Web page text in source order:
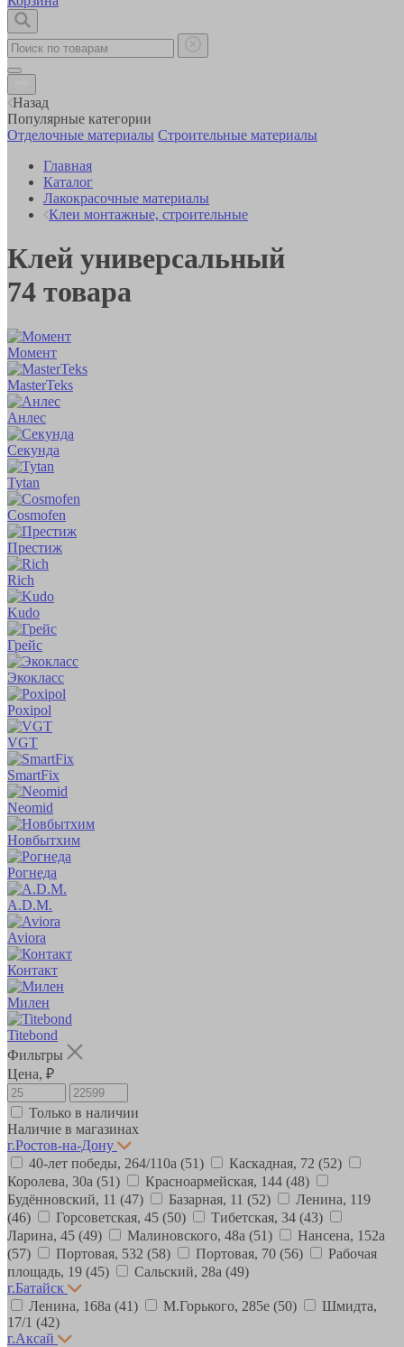
Назад
Популярные категории
Отделочные материалы Строительные материалы
Главная
Каталог
Лакокрасочные материалы
Клеи монтажные, строительные
Клей универсальный
74 товара
Момент
MasterTeks
Анлес
Секунда
Tytan
Cosmofen
Престиж
Rich
Kudo
Грейс
Экокласс
Poxipol
VGT
SmartFix
Neomid
Новбытхим
Рогнеда
A.D.M.
Aviora
Контакт
Милен
Titebond
Фильтры
Цена, ₽
Только в наличии
Наличие в магазинах
г.Ростов-на-Дону
40-лет победы, 264/110а (51) Каскадная, 72 (52)
Королева, 30а (51) Красноармейская, 144 (48)
Будённовский, 11 (47) Базарная, 11 (52)
Ленина, 119
(46)
Горсоветская, 45 (50) Тибетская, 34 (43)
Ларина, 45 (49) Малиновского, 48а (51)
Нансена, 152а
(57)
Портовая, 532 (58) Портовая, 70 (56)
Рабочая
площадь, 19 (45) Сальский, 28a (49)
г.Батайск
Ленина, 168а (41) М.Горького, 285е (50)
Шмидта,
17/1 (42)
г.Аксай